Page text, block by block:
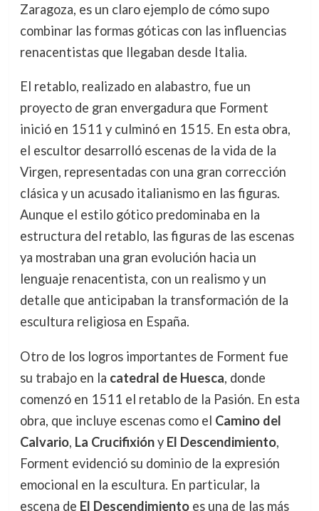
Zaragoza, es un claro ejemplo de cómo supo
combinar las formas góticas con las influencias
renacentistas que llegaban desde Italia.
El retablo, realizado en alabastro, fue un
proyecto de gran envergadura que Forment
inició en 1511 y culminó en 1515. En esta obra,
el escultor desarrolló escenas de la vida de la
Virgen, representadas con una gran corrección
clásica y un acusado italianismo en las figuras.
Aunque el estilo gótico predominaba en la
estructura del retablo, las figuras de las escenas
ya mostraban una gran evolución hacia un
lenguaje renacentista, con un realismo y un
detalle que anticipaban la transformación de la
escultura religiosa en España.
Otro de los logros importantes de Forment fue
su trabajo en la catedral de Huesca, donde
comenzó en 1511 el retablo de la Pasión. En esta
obra, que incluye escenas como el Camino del
Calvario, La Crucifixióny El Descendimiento,
Forment evidenció su dominio de la expresión
emocional en la escultura. En particular, la
escena de El Descendimientoes una de las más